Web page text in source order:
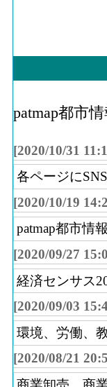
patmap都市
[2020/10/31
各ページに
[2020/10/19
patmap都市情
[2020/09/27
経済センサス
[2020/09/03
環境、労働、
[2020/08/21